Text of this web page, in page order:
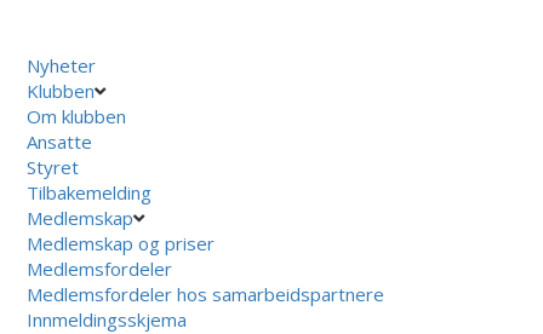
Nyheter
Klubben
Om klubben
Ansatte
Styret
Tilbakemelding
Medlemskap
Medlemskap og priser
Medlemsfordeler
Medlemsfordeler hos samarbeidspartnere
Innmeldingsskjema